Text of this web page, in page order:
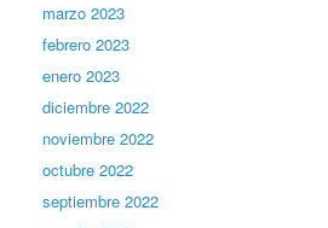
marzo 2023
febrero 2023
enero 2023
diciembre 2022
noviembre 2022
octubre 2022
septiembre 2022